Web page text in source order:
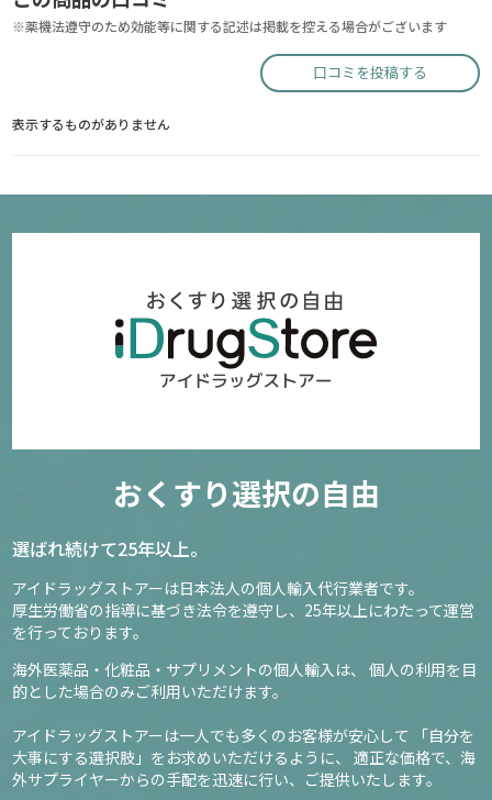
※薬機法遵守のため効能等に関する記述は掲載を控える場合がございます
口コミを投稿する
表示するものがありません
おくすり選択の自由
選ばれ続けて25年以上。
アイドラッグストアーは日本法人の個人輸入代行業者です。
厚生労働省の指導に基づき法令を遵守し、 25年以上にわたって運営
を行っております。
海外医薬品・化粧品・サプリメントの個人輸入は、
個人の利用を目
的とした場合のみご利用いただけます。
アイドラッグストアーは一人でも多くのお客様が安心して
「自分を
大事にする選択肢」をお求めいただけるように、
適正な価格で、海
外サプライヤーからの手配を迅速に行い、ご提供いたします。